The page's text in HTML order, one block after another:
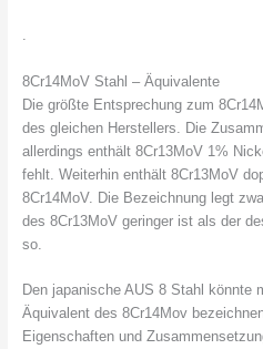
.
8Cr14MoV Stahl – Äquivalente
Die größte Entsprechung zum
des gleichen Herstellers. Die
allerdings enthält 8Cr13MoV 1%
fehlt. Weiterhin enthält 8Cr13MoV
8Cr14MoV. Die Bezeichnung legt
des 8Cr13MoV geringer ist als der
so.
Den japanische AUS 8 Stahl könnte
Äquivalent des 8Cr14Mov
Eigenschaften und